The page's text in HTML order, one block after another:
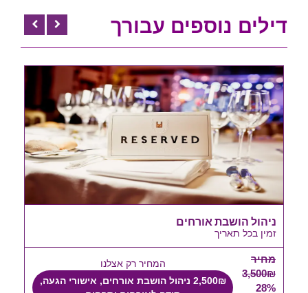
דילים נוספים עבורך
ניהול הושבת אורחים
זמין בכל תאריך
מחיר
3,500₪
28%
המחיר רק אצלנו
2,500₪ ניהול הושבת אורחים, אישורי הגעה,